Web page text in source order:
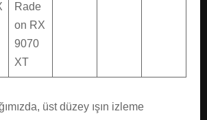
Rade
on RX
9070
XT
üst düzey ışın izleme